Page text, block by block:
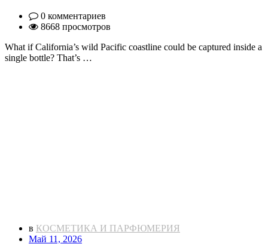
0 комментариев
8668 просмотров
What if California’s wild Pacific coastline could be captured inside a
single bottle? That’s …
в КОСМЕТИКА И ПАРФЮМЕРИЯ
Май 11, 2026